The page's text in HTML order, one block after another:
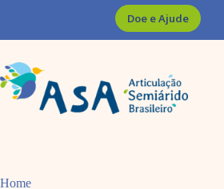
Doe e Ajude
Home